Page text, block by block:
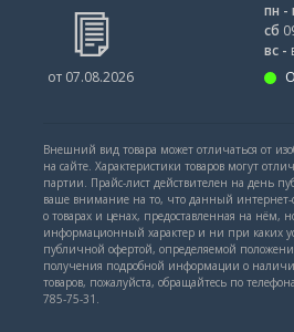
от 07.08.2026
пн -
сб
вс -
Внешний вид товара может отличаться от
на сайте. Характеристики товаров могут
партии. Прайс-лист действителен на день
ваше внимание на то, что данный интернет-
о товарах и ценах, предоставленная на нём,
информационный характер и ни при каких
публичной офертой, определяемой
получения подробной информации о
товаров, пожалуйста, обращайтесь по
785-75-31.